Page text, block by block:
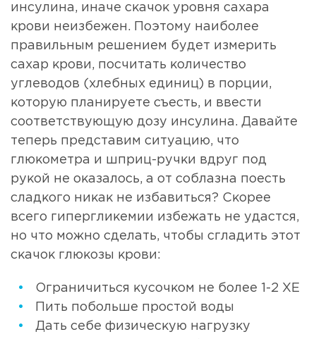
инсулина, иначе скачок уровня сахара
крови неизбежен. Поэтому наиболее
правильным решением будет измерить
сахар крови, посчитать количество
углеводов (хлебных единиц) в порции,
которую планируете съесть, и ввести
соответствующую дозу инсулина. Давайте
теперь представим ситуацию, что
глюкометра и шприц-ручки вдруг под
рукой не оказалось, а от соблазна поесть
сладкого никак не избавиться? Скорее
всего гипергликемии избежать не удастся,
но что можно сделать, чтобы сгладить этот
скачок глюкозы крови:
Ограничиться кусочком не более 1-2 ХЕ
Пить побольше простой воды
Дать себе физическую нагрузку